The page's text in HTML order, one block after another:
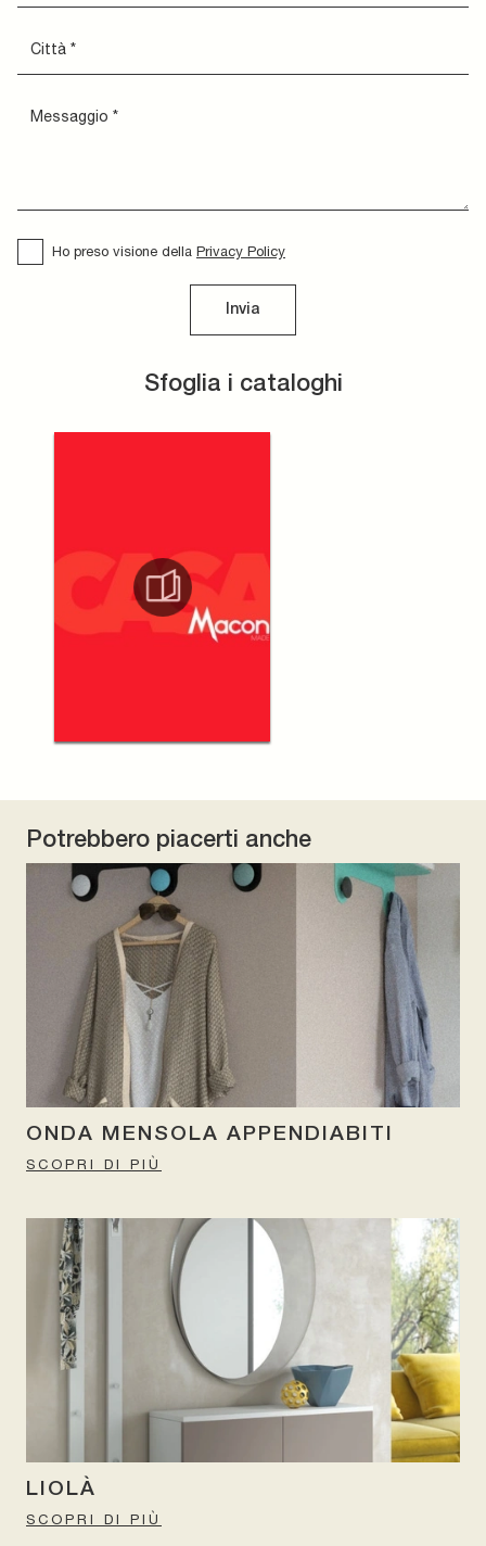
Sfoglia i cataloghi
Ho preso visione della Privacy Policy
Invia
Potrebbero piacerti anche
ONDA MENSOLA APPENDIABITI
SCOPRI DI PIÙ
LIOLÀ
SCOPRI DI PIÙ